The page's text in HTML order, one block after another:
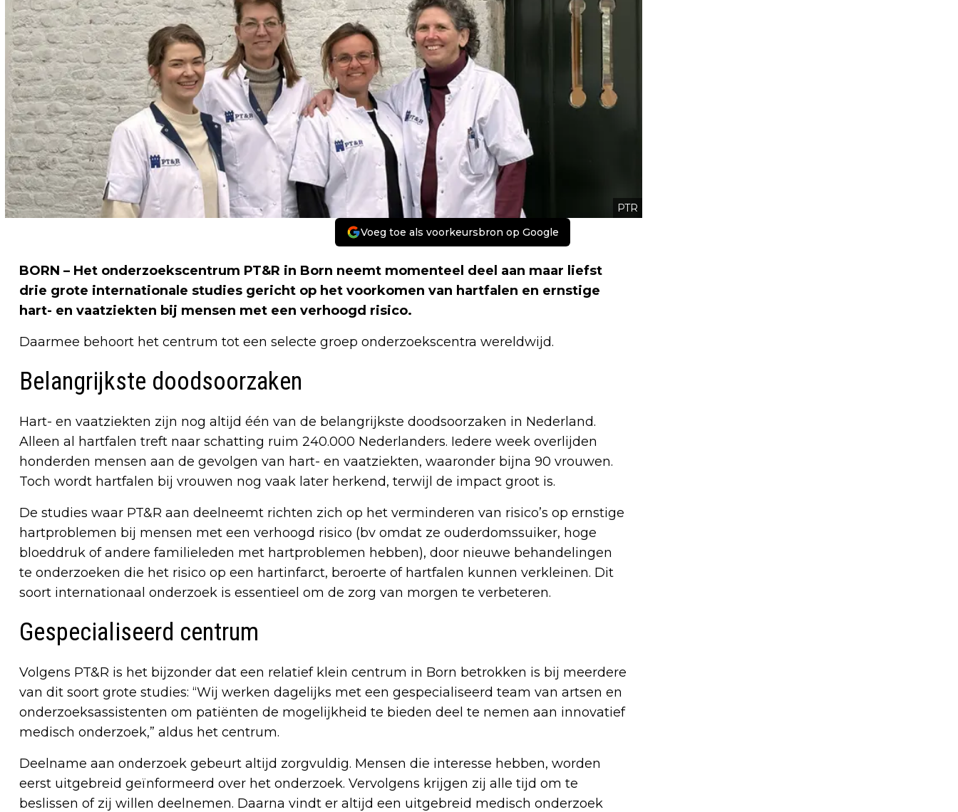
PTR
Voeg toe als voorkeursbron op Google
BORN – Het onderzoekscentrum PT&R in Born neemt momenteel deel aan maar liefst
drie grote internationale studies gericht op het voorkomen van hartfalen en ernstige
hart- en vaatziekten bij mensen met een verhoogd risico.
Daarmee behoort het centrum tot een selecte groep onderzoekscentra wereldwijd.
Belangrijkste doodsoorzaken
Hart- en vaatziekten zijn nog altijd één van de belangrijkste doodsoorzaken in Nederland.
Alleen al hartfalen treft naar schatting ruim 240.000 Nederlanders. Iedere week overlijden
honderden mensen aan de gevolgen van hart- en vaatziekten, waaronder bijna 90 vrouwen.
Toch wordt hartfalen bij vrouwen nog vaak later herkend, terwijl de impact groot is.
De studies waar PT&R aan deelneemt richten zich op het verminderen van risico’s op ernstige
hartproblemen bij mensen met een verhoogd risico (bv omdat ze ouderdomssuiker, hoge
bloeddruk of andere familieleden met hartproblemen hebben), door nieuwe behandelingen
te onderzoeken die het risico op een hartinfarct, beroerte of hartfalen kunnen verkleinen. Dit
soort internationaal onderzoek is essentieel om de zorg van morgen te verbeteren.
Gespecialiseerd centrum
Volgens PT&R is het bijzonder dat een relatief klein centrum in Born betrokken is bij meerdere
van dit soort grote studies: “Wij werken dagelijks met een gespecialiseerd team van artsen en
onderzoeksassistenten om patiënten de mogelijkheid te bieden deel te nemen aan innovatief
medisch onderzoek,” aldus het centrum.
Deelname aan onderzoek gebeurt altijd zorgvuldig. Mensen die interesse hebben, worden
eerst uitgebreid geïnformeerd over het onderzoek. Vervolgens krijgen zij alle tijd om te
beslissen of zij willen deelnemen. Daarna vindt er altijd een uitgebreid medisch onderzoek